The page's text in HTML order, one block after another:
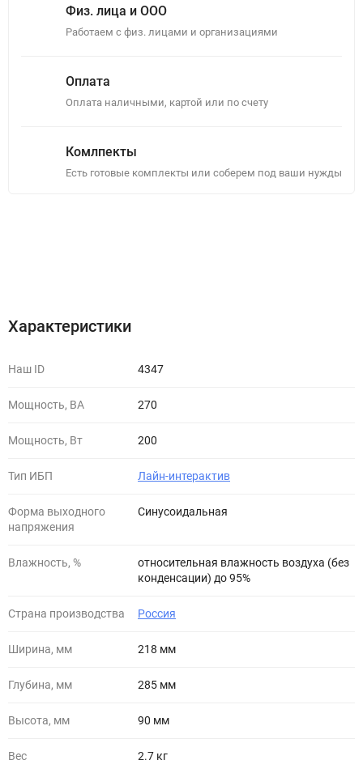
Физ. лица и ООО
Работаем с физ. лицами и организациями
Оплата
Оплата наличными, картой или по счету
Комлпекты
Есть готовые комплекты или соберем под ваши нужды
Характеристики
Наш ID 4347
Мощность, ВА 270
Мощность, Вт 200
Тип ИБП Лайн-интерактив
Форма выходного
напряжения
Синусоидальная
Влажность, %
относительная влажность воздуха (без
конденсации) до 95%
Страна производства Россия
Ширина, мм 218 мм
Глубина, мм 285 мм
Высота, мм 90 мм
Вес 2.7 кг